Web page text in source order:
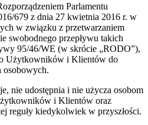
Parlamentu
679 z dnia 27 kwietnia 2016 r. w
w związku z przetwarzaniem
swobodnego przepływu takich
95/46/WE (w skrócie „RODO”),
Użytkowników i Klientów do
osobowych.
nie udostępnia i nie użycza osobom
i Klientów oraz
reguły kiedykolwiek w przyszłości.